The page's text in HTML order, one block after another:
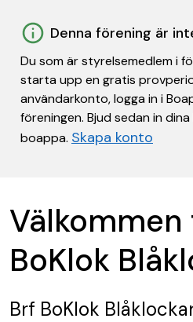
Denna förening är
Du som är styrelsemedlem i
starta upp en gratis
användarkonto, logga in i
föreningen. Bjud sedan in
boappa. Skapa konto
BoKlok
Brf BoKlok